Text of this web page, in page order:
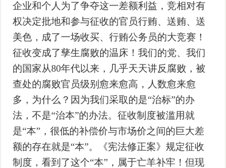
企业和个人为了争夺这一差额利益，竞相对有
权决定批地和参与征收的官员行贿、送贿、送
美色，成了一场收买、行贿公务员的大竞赛！
征收变成了孳生腐败的温床！我们的党、我们
的国家从80年代以来，几乎天天讲反腐败，被
查处的腐败官员级别愈来愈高，人数愈来愈
多，为什么？因为我们采取的是“治标”的办
法，不是“治本”的办法。征收制度被滥用就
是“本”，很低的补偿价与市场价之间的巨大差
额的存在就是“本”。《宪法修正案》规定征收
制度，看到了这个“本”，属于亡羊补牢！但现